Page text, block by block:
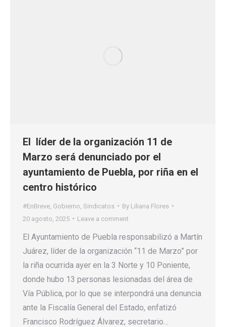
El líder de la organización 11 de
Marzo será denunciado por el
ayuntamiento de Puebla, por riña en el
centro histórico
#EnBreve Gobierno Sindicatos By Liliana Flores
20 agosto, 2025
Leave a comment
El Ayuntamiento de Puebla responsabilizó a Martín
Juárez, líder de la organización “11 de Marzo” por
la riña ocurrida ayer en la 3 Norte y 10 Poniente,
donde hubo 13 personas lesionadas del área de
Vía Pública, por lo que se interpondrá una denuncia
ante la Fiscalía General del Estado, enfatizó
Francisco Rodríguez Álvarez, secretario…